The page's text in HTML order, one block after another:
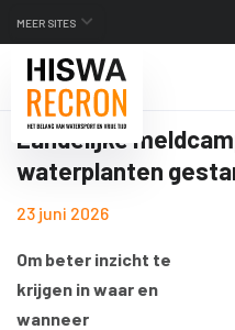
MEER SITES
Landelijke
waterplanten
23 juni 2026
Om beter inzicht te
krijgen in waar en
wanneer